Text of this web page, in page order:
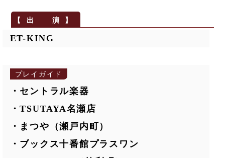
ET-KING
プレイガイド
・セントラル楽器
・TSUTAYA名瀬店
・まつや（瀬戸内町）
・ブックス十番館プラスワン